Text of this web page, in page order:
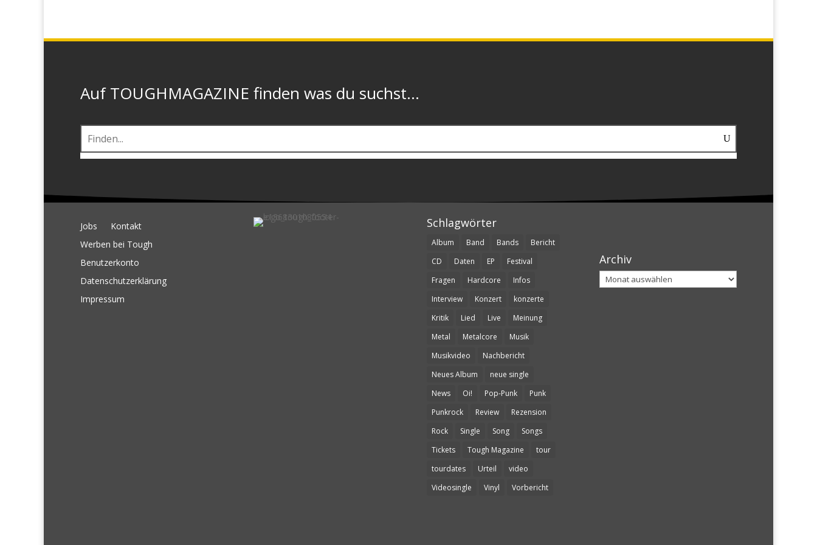
Auf TOUGHMAGAZINE finden was du suchst...
Jobs
Kontakt
Werben bei Tough
Benutzerkonto
Datenschutzerklärung
Impressum
Schlagwörter
Album Band Bands
Bericht
CD
Daten EP
Festival
Fragen
Hardcore
Infos
Interview
Konzert
konzerte
Kritik
Lied Live
Meinung
Metal
Metalcore
Musik
Musikvideo
Nachbericht
Neues Album
neue single
News
Oi! Pop-Punk
Punk
Punkrock
Review
Rezension
Rock
Single Song
Songs
Tickets
Tough Magazine
tour
tourdates
Urteil
video
Videosingle
Vinyl Vorbericht
Archiv
Archiv